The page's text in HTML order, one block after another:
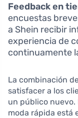
Feedback en
encuestas
a Shein recibir
experiencia de
continuamente
La combinación
satisfacer a los
un público nuevo.
moda rápida está